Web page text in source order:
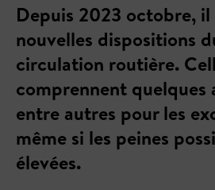
Depuis 2023 octobre,
nouvelles dispositions
circulation routière.
comprennent quelques
entre autres pour les
même si les peines
élevées.